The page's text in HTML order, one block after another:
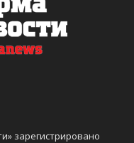
зарегистрировано